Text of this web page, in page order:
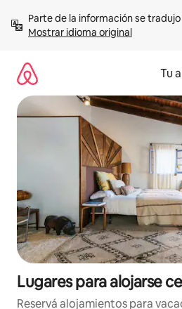
contenidoMostrar idioma original
Tu
Lugares para alojarse
Reservá alojamientos para